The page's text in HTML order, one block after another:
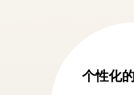
个性化